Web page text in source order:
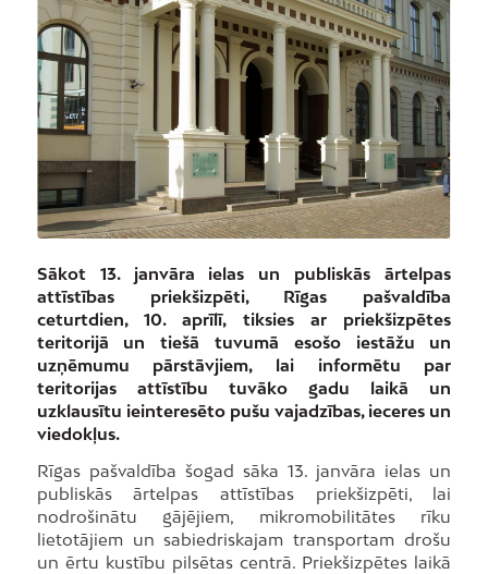
Sākot 13. janvāra ielas un publiskās ārtelpas
attīstības priekšizpēti, Rīgas pašvaldība
ceturtdien, 10. aprīlī, tiksies ar priekšizpētes
teritorijā un tiešā tuvumā esošo iestāžu un
uzņēmumu pārstāvjiem, lai informētu par
teritorijas attīstību tuvāko gadu laikā un
uzklausītu ieinteresēto pušu vajadzības, ieceres un
viedokļus.
Rīgas pašvaldība šogad sāka 13. janvāra ielas un
publiskās ārtelpas attīstības priekšizpēti, lai
nodrošinātu gājējiem, mikromobilitātes rīku
lietotājiem un sabiedriskajam transportam drošu
un ērtu kustību pilsētas centrā. Priekšizpētes laikā